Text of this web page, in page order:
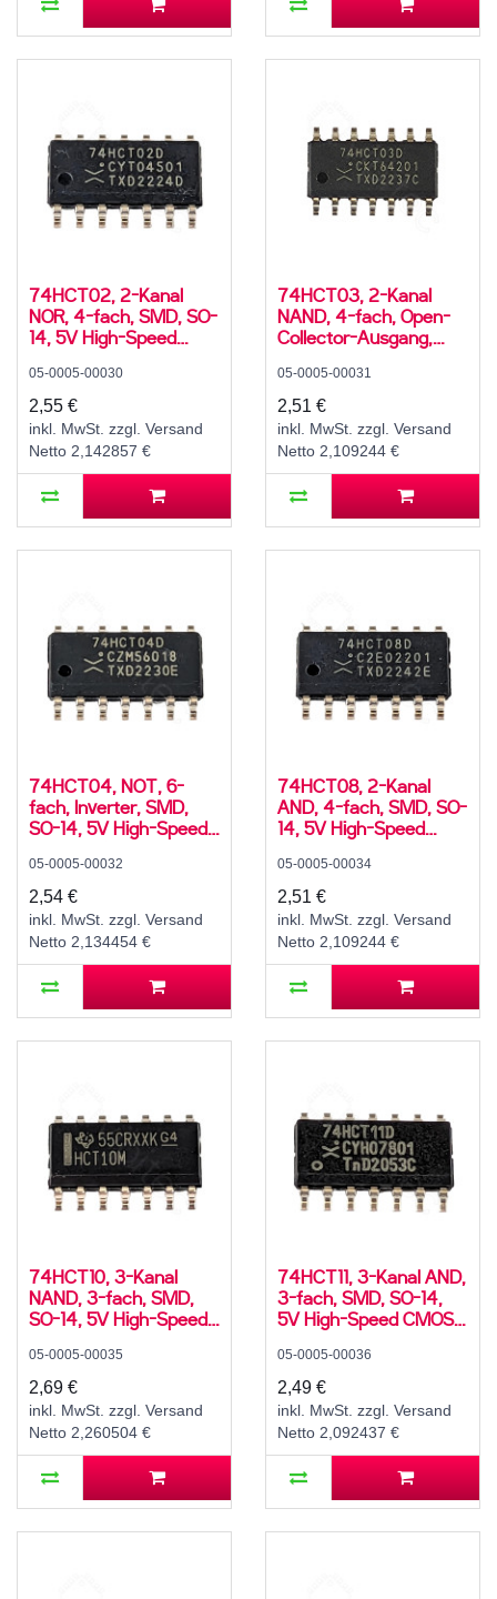
74HCT02, 2-Kanal
NOR, 4-fach, SMD, SO-
14, 5V High-Speed
05-0005-00030
2,55 €
inkl. MwSt. zzgl. Versand
Netto 2,142857 €
74HCT03, 2-Kanal
NAND, 4-fach, Open-
Collector-Ausgang,
Speed CMOS, -40..125
°C
05-0005-00031
2,51 €
inkl. MwSt. zzgl. Versand
Netto 2,109244 €
74HCT04, NOT, 6-
fach, Inverter, SMD,
SO-14, 5V High-Speed
05-0005-00032
2,54 €
inkl. MwSt. zzgl. Versand
Netto 2,134454 €
74HCT08, 2-Kanal
AND, 4-fach, SMD, SO-
14, 5V High-Speed
05-0005-00034
2,51 €
inkl. MwSt. zzgl. Versand
Netto 2,109244 €
74HCT10, 3-Kanal
NAND, 3-fach, SMD,
SO-14, 5V High-Speed
05-0005-00035
2,69 €
inkl. MwSt. zzgl. Versand
Netto 2,260504 €
74HCT11, 3-Kanal AND,
3-fach, SMD, SO-14,
5V High-Speed CMOS,
05-0005-00036
2,49 €
inkl. MwSt. zzgl. Versand
Netto 2,092437 €